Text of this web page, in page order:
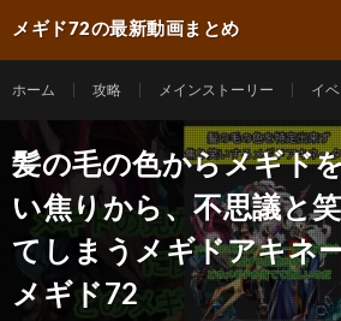
メギド72の最新動画まとめ
ホーム 攻略 メインストーリー イベ
髪の毛の色からメギド
い焦りから、不思議と
てしまうメギドアキネ
メギド72